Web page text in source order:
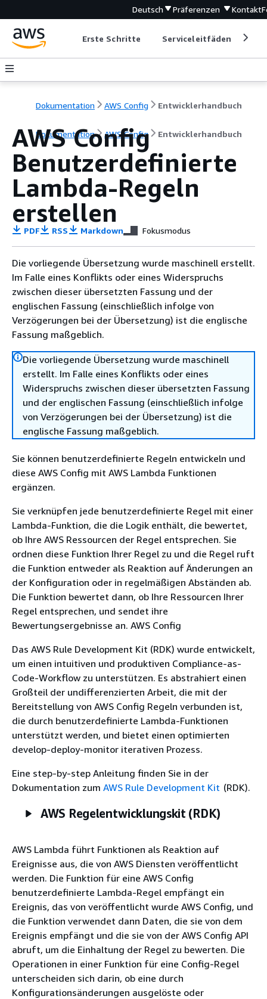
Deutsch Präferenzen Kontakt
Erste Schritte Serviceleitfäden
Dokumentation AWS Config Entwicklerhandbuch
Dokumentation AWS Config Entwicklerhandbuch
AWS Config
Benutzerdefinierte
Lambda-Regeln
erstellen
PDF RSS Markdown Fokusmodus
Die vorliegende Übersetzung wurde maschinell erstellt.
Im Falle eines Konflikts oder eines Widerspruchs
zwischen dieser übersetzten Fassung und der
englischen Fassung (einschließlich infolge von
Verzögerungen bei der Übersetzung) ist die englische
Fassung maßgeblich.
Die vorliegende Übersetzung wurde maschinell
erstellt. Im Falle eines Konflikts oder eines
Widerspruchs zwischen dieser übersetzten Fassung
und der englischen Fassung (einschließlich infolge
von Verzögerungen bei der Übersetzung) ist die
englische Fassung maßgeblich.
Sie können benutzerdefinierte Regeln entwickeln und
diese AWS Config mit AWS Lambda Funktionen
ergänzen.
Sie verknüpfen jede benutzerdefinierte Regel mit einer
Lambda-Funktion, die die Logik enthält, die bewertet,
ob Ihre AWS Ressourcen der Regel entsprechen. Sie
ordnen diese Funktion Ihrer Regel zu und die Regel ruft
die Funktion entweder als Reaktion auf Änderungen an
der Konfiguration oder in regelmäßigen Abständen ab.
Die Funktion bewertet dann, ob Ihre Ressourcen Ihrer
Regel entsprechen, und sendet ihre
Bewertungsergebnisse an. AWS Config
Das AWS Rule Development Kit (RDK) wurde entwickelt,
um einen intuitiven und produktiven Compliance-as-
Code-Workflow zu unterstützen. Es abstrahiert einen
Großteil der undifferenzierten Arbeit, die mit der
Bereitstellung von AWS Config Regeln verbunden ist,
die durch benutzerdefinierte Lambda-Funktionen
unterstützt werden, und bietet einen optimierten
develop-deploy-monitor iterativen Prozess.
Eine step-by-step Anleitung finden Sie in der
Dokumentation zum AWS Rule Development Kit (RDK).
AWS Regelentwicklungskit (RDK)
AWS Lambda führt Funktionen als Reaktion auf
Ereignisse aus, die von AWS Diensten veröffentlicht
werden. Die Funktion für eine AWS Config
benutzerdefinierte Lambda-Regel empfängt ein
Ereignis, das von veröffentlicht wurde AWS Config, und
die Funktion verwendet dann Daten, die sie von dem
Ereignis empfängt und die sie von der AWS Config API
abruft, um die Einhaltung der Regel zu bewerten. Die
Operationen in einer Funktion für eine Config-Regel
unterscheiden sich darin, ob eine durch
Konfigurationsänderungen ausgelöste oder